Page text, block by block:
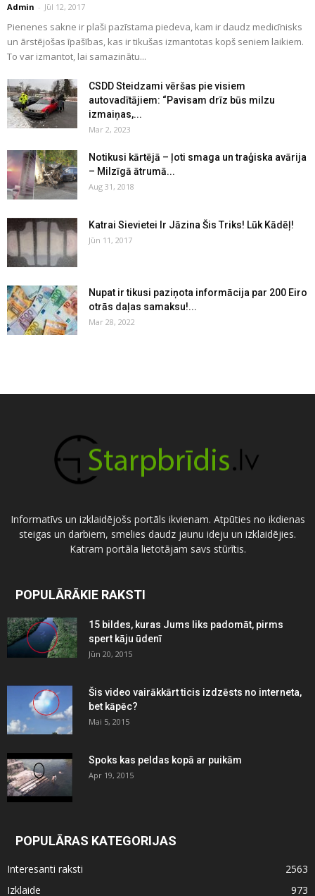
Admin - Jūl 12, 2017
Pienenes sakne ir plaši pazīstama piedeva, kam ir daudz medicīnisks
un ārstējošas īpašības, kas ir tikušas izmantotas kopš seniem laikiem.
To var izmantot, lai samazinātu...
CSDD Steidzami vēršas pie visiem
autovadītājiem: “Pavisam drīz būs milzu
izmaiņas,...
Mar 2, 2023
Notikusi kārtējā – ļoti smaga un traģiska avārija
– Milzīgā ātrumā...
Aug 31, 2018
Katrai Sievietei Ir Jāzina Šis Triks! Lūk Kādēļ!
Jūn 11, 2017
Nupat ir tikusi paziņota informācija par 200 Eiro
otrās daļas samaksu!...
Mar 28, 2022
Informatīvs un izklaidējošs portāls ikvienam. Atpūties no ikdienas
steigas un darbiem, smelies daudz jaunu ideju un izklaidējies.
Katram portāla lietotājam savs stūrītis.
POPULĀRĀKIE RAKSTI
15 bildes, kuras Jums liks padomāt, pirms
spert kāju ūdenī
Jūn 20, 2015
Šis video vairākkārt ticis izdzēsts no interneta,
bet kāpēc?
Mai 5, 2015
Spoks kas peldas kopā ar puikām
Apr 19, 2015
POPULĀRAS KATEGORIJAS
Interesanti raksti
2563
Izklaide
973